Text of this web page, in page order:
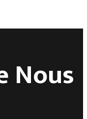
Nous